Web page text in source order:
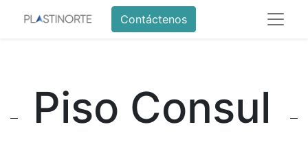
Contáctenos
Piso Consul